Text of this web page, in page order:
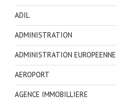
ADIL
ADMINISTRATION
ADMINISTRATION EUROPEENNE
AEROPORT
AGENCE IMMOBILLIERE